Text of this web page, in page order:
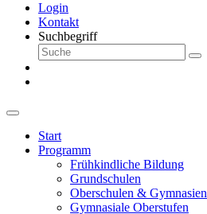
Login
Kontakt
Suchbegriff
Start
Programm
Frühkindliche Bildung
Grundschulen
Oberschulen & Gymnasien
Gymnasiale Oberstufen